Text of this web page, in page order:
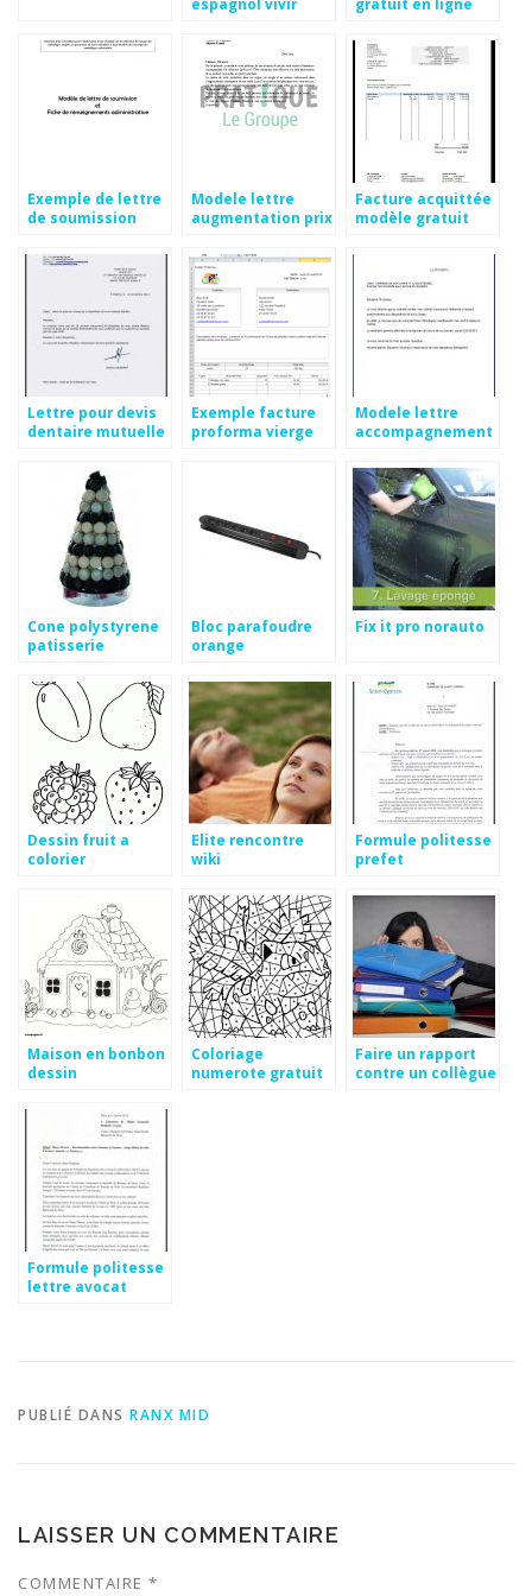
espagnol vivir gratuit en ligne
Exemple de lettre
de soumission
Modele lettre
augmentation prix
Facture acquittée
modèle gratuit
Lettre pour devis
dentaire mutuelle
Exemple facture
proforma vierge
Modele lettre
accompagnement
Cone polystyrene
patisserie
Bloc parafoudre
orange
Fix it pro norauto
Dessin fruit a
colorier
Elite rencontre
wiki
Formule politesse
prefet
Maison en bonbon
dessin
Coloriage
numerote gratuit
Faire un rapport
contre un collègue
Formule politesse
lettre avocat
PUBLIÉ DANS RANX MID
LAISSER UN COMMENTAIRE
COMMENTAIRE *